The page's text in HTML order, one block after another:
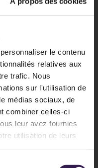
le contenu
relatives aux
trafic. Nous
sur l'utilisation de
médias sociaux, de
combiner celles-ci
leur avez fournies
utilisation de leurs